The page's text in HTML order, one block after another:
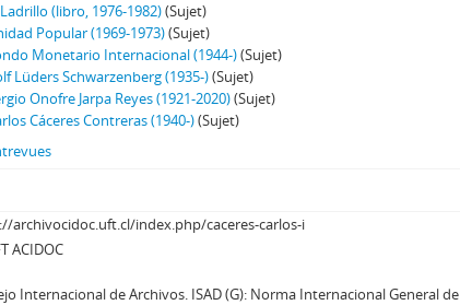
(libro, 1976-1982)(Sujet)
Popular (1969-1973)(Sujet)
Monetario Internacional (1944-)(Sujet)
Lüders Schwarzenberg (1935-)(Sujet)
Onofre Jarpa Reyes (1921-2020)(Sujet)
Cáceres Contreras (1940-)(Sujet)
archivocidoc.uft.cl/index.php/caceres-carlos-i
ACIDOC
Internacional de Archivos. ISAD (G): Norma Internacional General de